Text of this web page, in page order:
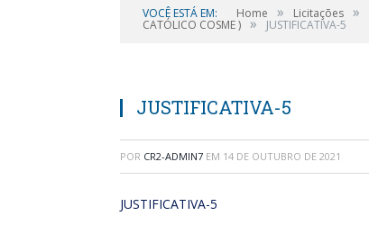
VOCÊ ESTÁ EM: Home » Licitações »
CATÓLICO COSME ) » JUSTIFICATIVA-5
JUSTIFICATIVA-5
POR CR2-ADMIN7 EM 14 DE OUTUBRO DE 2021
JUSTIFICATIVA-5